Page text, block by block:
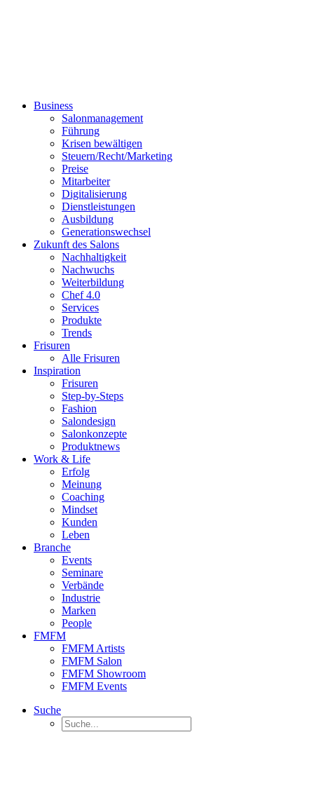
Business
Salonmanagement
Führung
Krisen bewältigen
Steuern/Recht/Marketing
Preise
Mitarbeiter
Digitalisierung
Dienstleistungen
Ausbildung
Generationswechsel
Zukunft des Salons
Nachhaltigkeit
Nachwuchs
Weiterbildung
Chef 4.0
Services
Produkte
Trends
Frisuren
Alle Frisuren
Inspiration
Frisuren
Step-by-Steps
Fashion
Salondesign
Salonkonzepte
Produktnews
Work & Life
Erfolg
Meinung
Coaching
Mindset
Kunden
Leben
Branche
Events
Seminare
Verbände
Industrie
Marken
People
FMFM
FMFM Artists
FMFM Salon
FMFM Showroom
FMFM Events
Suche